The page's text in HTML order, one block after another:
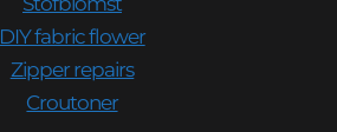
DIY fabric flower
Zipper repairs
Croutoner